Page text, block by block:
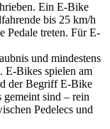
Ein E-Bike
bis 25 km/h
Pedale treten. Für E-
und mindestens
E-Bikes spielen am
der Begriff E-Bike
sind – rein
Pedelecs und